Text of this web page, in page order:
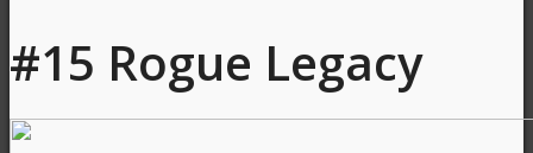
#15 Rogue Legacy